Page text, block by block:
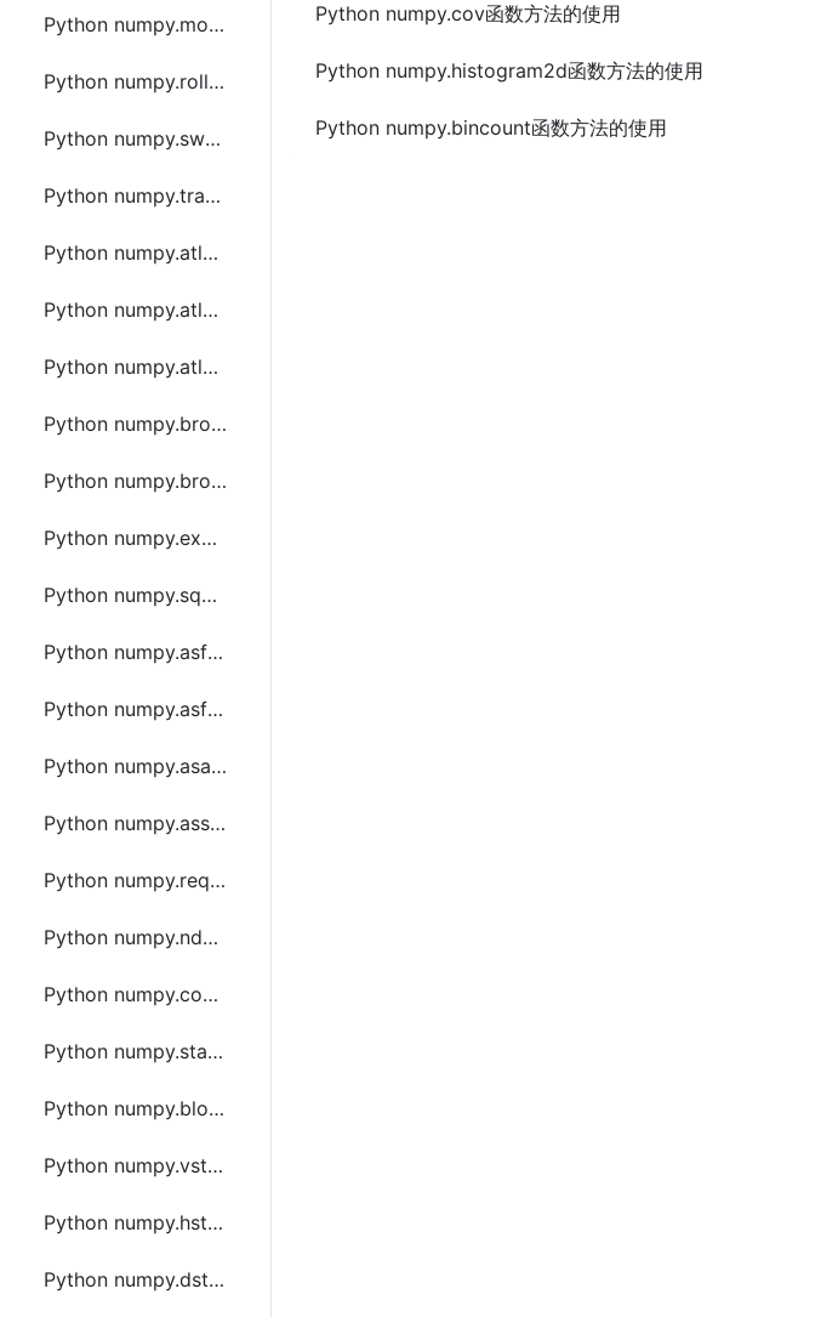
Python numpy.moveaxis函数方法的使用
Python numpy.rollaxis函数方法的使用
Python numpy.swapaxes函数方法的使用
Python numpy.transpose函数方法的使用
Python numpy.atleast_1d函数方法的使用
Python numpy.atleast_2d函数方法的使用
Python numpy.atleast_3d函数方法的使用
Python numpy.broadcast_to函数方法的使用
Python numpy.broadcast_arrays函数方法的使用
Python numpy.expand_dims函数方法的使用
Python numpy.squeeze函数方法的使用
Python numpy.asfarray函数方法的使用
Python numpy.asfortranarray函数方法的使用
Python numpy.asarray_chkfinite函数方法的使用
Python numpy.asscalar函数方法的使用
Python numpy.require函数方法的使用
Python numpy.ndarray.item函数方法的使用
Python numpy.concatenate函数方法的使用
Python numpy.stack函数方法的使用
Python numpy.block函数方法的使用
Python numpy.vstack函数方法的使用
Python numpy.hstack函数方法的使用
Python numpy.dstack函数方法的使用
Python numpy.cov函数方法的使用
Python numpy.histogram2d函数方法的使用
Python numpy.bincount函数方法的使用